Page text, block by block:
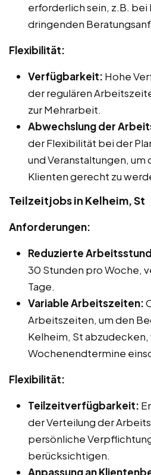
erforderlich sein, z.B.
dringenden
Flexibilität:
Verfügbarkeit: Hohe
der regulären
zur Mehrarbeit.
Abwechslung der
der Flexibilität bei der
und Veranstaltungen,
Klienten gerecht zu
Teilzeitjobs in Kelheim, St
Anforderungen:
Reduzierte
30 Stunden pro Woche,
Tage.
Variable Arbeitszeiten:
Arbeitszeiten, um den
Kelheim, St
Wochenendtermine
Flexibilität:
Teilzeitverfügbarkeit:
der Verteilung der
persönliche
berücksichtigen.
Anpassung an